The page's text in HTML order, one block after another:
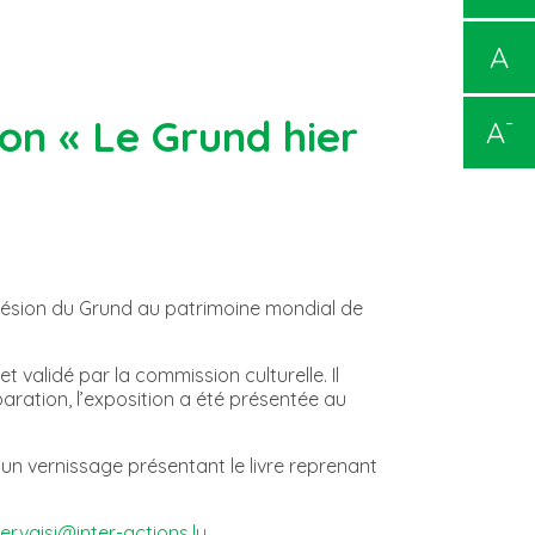
A
A-
« Le Grund hier
du Grund au patrimoine mondial de
validé par la commission culturelle. Il
l’exposition a été présentée au
vernissage présentant le livre reprenant